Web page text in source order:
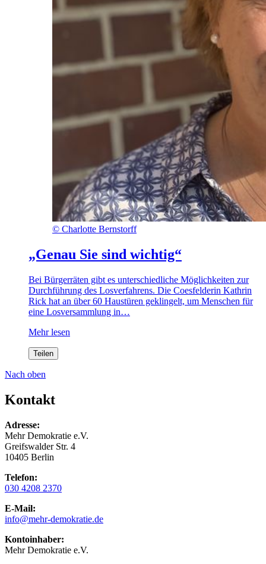
© Charlotte Bernstorff
„Genau Sie sind wichtig“
Bei Bürgerräten gibt es unterschiedliche Möglichkeiten zur
Durchführung des Losverfahrens. Die Coesfelderin Kathrin
Rick hat an über 60 Haustüren geklingelt, um Menschen für
eine Losversammlung in…
Mehr lesen
Teilen
Nach oben
Kontakt
Adresse:
Mehr Demokratie e.V.
Greifswalder Str. 4
10405 Berlin
Telefon:
030 4208 2370
E-Mail:
info@mehr-demokratie.de
Kontoinhaber:
Mehr Demokratie e.V.